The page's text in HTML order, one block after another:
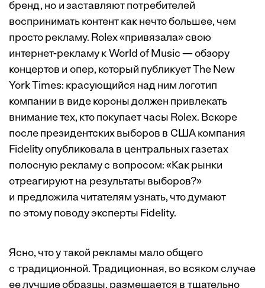
бренд, но и заставляют потребителей
воспринимать контент как нечто большее, чем
просто рекламу. Rolex «привязала» свою
интернет-рекламу к World of Music — обзору
концертов и опер, который публикует The New
York Times: красующийся над ним логотип
компании в виде короны должен привлекать
внимание тех, кто покупает часы Rolex. Вскоре
после президентских выборов в США компания
Fidelity опубликовала в центральных газетах
полосную рекламу с вопросом: «Как рынки
отреагируют на результаты выборов?»
и предложила читателям узнать, что думают
по этому поводу эксперты Fidelity.
Ясно, что у такой рекламы мало общего
с традиционной. Традиционная, во всяком случае
ее лучшие образцы, размещается в тщательно